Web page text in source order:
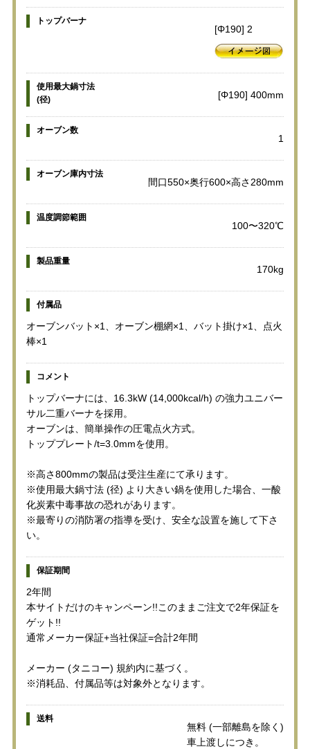
トップバーナ
[Φ190] 2
使用最大鍋寸法
(径)
[Φ190] 400mm
オーブン数
1
オーブン庫内寸法
間口550×奥行600×高さ280mm
温度調節範囲
100〜320℃
製品重量
170kg
付属品
オーブンバット×1、オーブン棚網×1、バット掛け×1、点火
棒×1
コメント
トップバーナには、16.3kW (14,000kcal/h) の強力ユニバー
サル二重バーナを採用。
オーブンは、簡単操作の圧電点火方式。
トッププレート/t=3.0mmを使用。
※高さ800mmの製品は受注生産にて承ります。
※使用最大鍋寸法 (径) より大きい鍋を使用した場合、一酸
化炭素中毒事故の恐れがあります。
※最寄りの消防署の指導を受け、安全な設置を施して下さ
い。
保証期間
2年間
本サイトだけのキャンペーン!!このままご注文で2年保証を
ゲット!!
通常メーカー保証+当社保証=合計2年間
メーカー (タニコー) 規約内に基づく。
※消耗品、付属品等は対象外となります。
送料
無料 (一部離島を除く)
車上渡しにつき。